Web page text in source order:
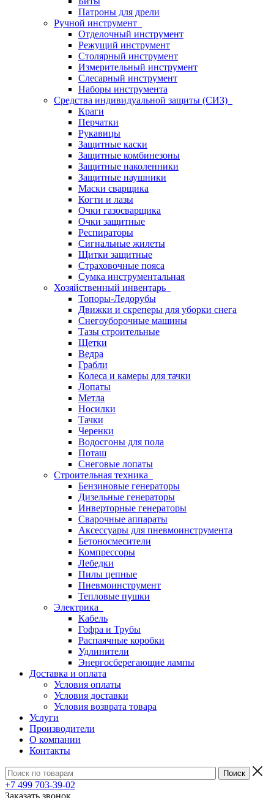
Патроны для дрели
Ручной инструмент
Отделочный инструмент
Режущий инструмент
Столярный инструмент
Измерительный инструмент
Слесарный инструмент
Наборы инструмента
Средства индивидуальной защиты (СИЗ)
Краги
Перчатки
Рукавицы
Защитные каски
Защитные комбинезоны
Защитные наколенники
Защитные наушники
Маски сварщика
Когти и лазы
Очки газосварщика
Очки защитные
Респираторы
Сигнальные жилеты
Щитки защитные
Страховочные пояса
Сумка инструментальная
Хозяйственный инвентарь
Топоры-Ледорубы
Движки и скреперы для уборки снега
Снегоуборочные машины
Тазы строительные
Щетки
Ведра
Грабли
Колеса и камеры для тачки
Лопаты
Метла
Носилки
Тачки
Черенки
Водосгоны для пола
Поташ
Снеговые лопаты
Строительная техника
Бензиновые генераторы
Дизельные генераторы
Инверторные генераторы
Сварочные аппараты
Аксессуары для пневмоинструмента
Бетоносмесители
Компрессоры
Лебедки
Пилы цепные
Пневмоинструмент
Тепловые пушки
Электрика
Кабель
Гофра и Трубы
Распаячные коробки
Удлинители
Энергосберегающие лампы
Доставка и оплата
Условия оплаты
Условия доставки
Условия возврата товара
Услуги
Производители
О компании
Контакты
+7 499 703-39-02
Заказать звонок